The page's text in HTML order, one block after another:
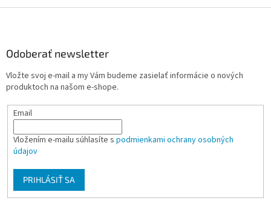
Odoberať newsletter
Vložte svoj e-mail a my Vám budeme zasielať informácie o nových
produktoch na našom e-shope.
Email
Vložením e-mailu súhlasíte s podmienkami ochrany osobných
údajov
PRIHLÁSIŤ SA